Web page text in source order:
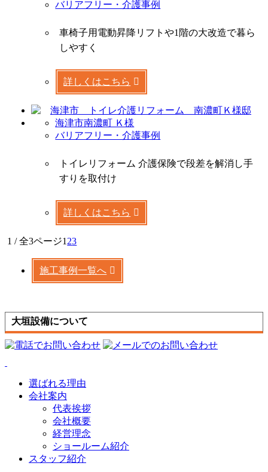
バリアフリー・介護事例
車椅子用電動昇降リフトや1階の大改造で暮ら
しやすく
詳しくはこちら
海津市南濃町 Ｋ様
バリアフリー・介護事例
トイレリフォーム 介護保険で段差を解消し手
すりを取付け
詳しくはこちら
1 / 全3ページ1 23
施工事例一覧へ
大垣設備について
選ばれる理由
会社案内
代表挨拶
会社概要
経営理念
ショールーム紹介
スタッフ紹介